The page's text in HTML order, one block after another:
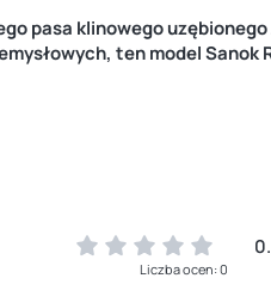
pasa klinowego
ten model Sanok
Liczba ocen: 0